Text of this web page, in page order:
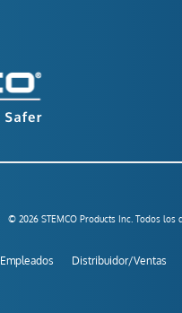
© 2026 STEMCO Products Inc. Todos los
Empleados Distribuidor/Ventas